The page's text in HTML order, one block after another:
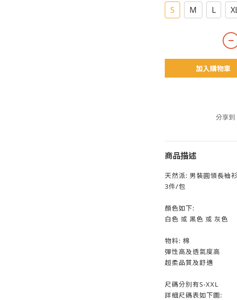
S M L
加入購物車
分享到
商品描述
天然派: 男裝圓領長袖
3件/包
顏色如下:
白色 或 黑色 或 灰色
物料: 棉
彈性高及透氣度高
超柔品質及舒適
尺碼分別有S-XXL
詳細尺碼表如下圖: